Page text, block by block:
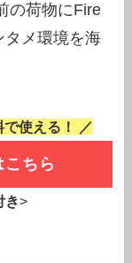
の荷物にFire
タメ環境を海
使える！ ／
ちら
き>